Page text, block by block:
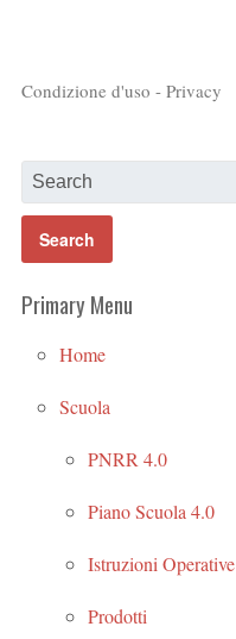
Condizione d'uso - Privacy
Primary Menu
Home
Scuola
PNRR 4.0
Piano Scuola 4.0
Istruzioni Operative
Prodotti